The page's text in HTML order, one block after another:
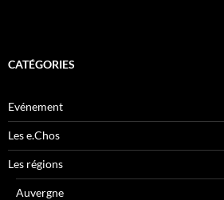
CATÉGORIES
Evénement
Les e.Chos
Les régions
Auvergne